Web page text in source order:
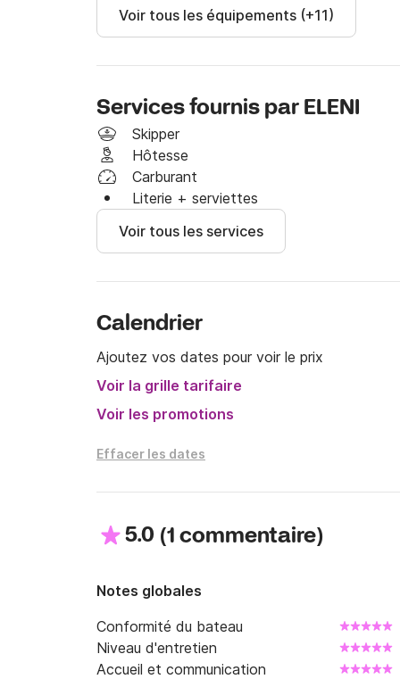
Voir tous les équipements (+11)
Services fournis par ELENI
Skipper
Hôtesse
Carburant
Literie + serviettes
Voir tous les services
Calendrier
Ajoutez vos dates pour voir le prix
Voir la grille tarifaire
Voir les promotions
Effacer les dates
5.0 (1 commentaire)
Notes globales
Conformité du bateau
Niveau d'entretien
Accueil et communication